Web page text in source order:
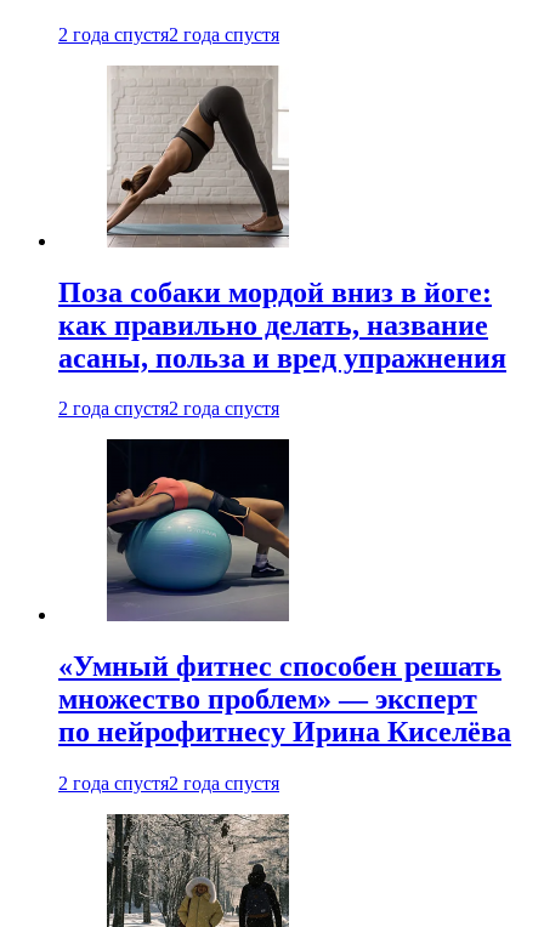
2 года спустя2 года спустя
Поза собаки мордой вниз в йоге:
как правильно делать, название
асаны, польза и вред упражнения
2 года спустя2 года спустя
«Умный фитнес способен решать
множество проблем» — эксперт
по нейрофитнесу Ирина Киселёва
2 года спустя2 года спустя